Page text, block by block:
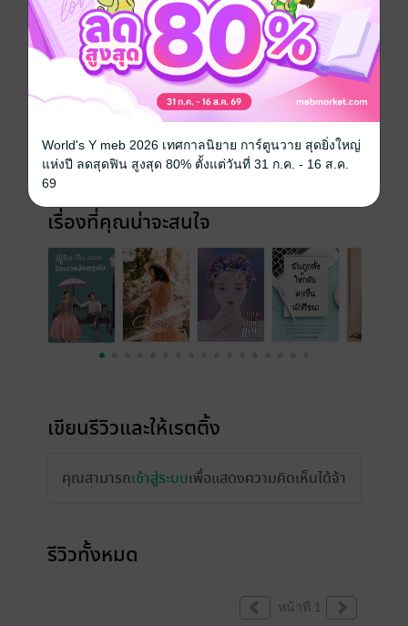
วิศวะ
ประเภทไฟล์ pdf, epub(สารบัญ)
วันที่วางขาย 15 มิถุนายน 2565
188 หน้า (≈ 69,706 คำ)
ราคาปก 219 บาท (ประหยัด 31%)
เรื่องที่คุณน่าจะสนใจ
เขียนรีวิวและให้เรตติ้ง
คุณสามารถเข้าสู่ระบบเพื่อแสดงความคิดเห็นได้จ้า
รีวิวทั้งหมด
หน้าที่ 1
World's Y meb 2026 เทศกาลนิยาย การ์ตูนวาย สุดยิ่งใหญ่
แห่งปี ลดสุดฟิน สูงสุด 80% ตั้งแต่วันที่ 31 ก.ค. - 16 ส.ค.
69